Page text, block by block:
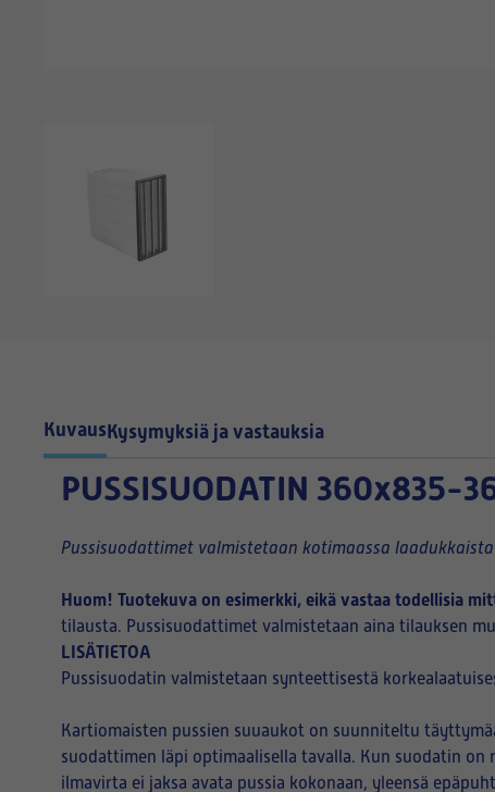
KuvausKysymyksiä ja vastauksia
PUSSISUODATIN 360x835-
Pussisuodattimet valmistetaan kotimaassa
Huom! Tuotekuva on esimerkki, eikä vastaa todellisia
tilausta. Pussisuodattimet valmistetaan aina tilauksen
LISÄTIETOA
Pussisuodatin valmistetaan synteettisestä
Kartiomaisten pussien suuaukot on suunniteltu
suodattimen läpi optimaalisella tavalla. Kun suodatin
ilmavirta ei jaksa avata pussia kokonaan, yleensä